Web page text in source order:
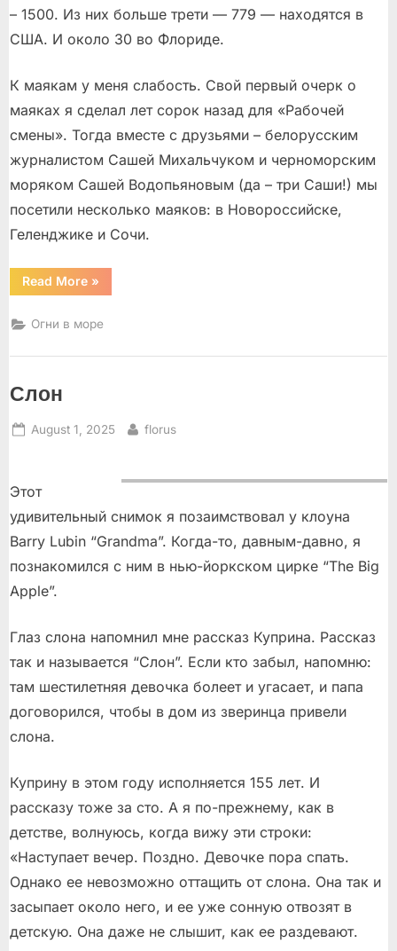
– 1500. Из них больше трети — 779 — находятся в
США. И около 30 во Флориде.
К маякам у меня слабость. Свой первый очерк о
маяках я сделал лет сорок назад для «Рабочей
смены». Тогда вместе с друзьями – белорусским
журналистом Сашей Михальчуком и черноморским
моряком Сашей Водопьяновым (да – три Саши!) мы
посетили несколько маяков: в Новороссийске,
Геленджике и Сочи.
Read More“Эта
песенка
моря
про
»
Огни в море
Слон
Posted
August 1, 2025 By
florus
Этот
удивительный снимок я позаимствовал у клоуна
Barry Lubin “Grandma”. Когда-то, давным-давно, я
познакомился с ним в нью-йоркском цирке “The Big
Apple”.
Глаз слона напомнил мне рассказ Куприна. Рассказ
так и называется “Слон”. Если кто забыл, напомню:
там шестилетняя девочка болеет и угасает, и папа
договорился, чтобы в дом из зверинца привели
слона.
Куприну в этом году исполняется 155 лет. И
рассказу тоже за сто. А я по-прежнему, как в
детстве, волнуюсь, когда вижу эти строки:
«Наступает вечер. Поздно. Девочке пора спать.
Однако ее невозможно оттащить от слона. Она так и
засыпает около него, и ее уже сонную отвозят в
детскую. Она даже не слышит, как ее раздевают.